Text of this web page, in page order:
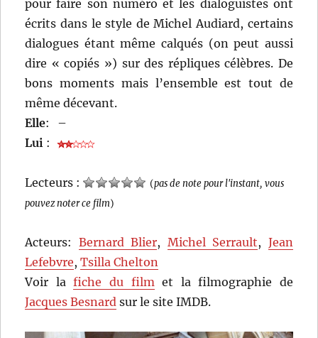
pour faire son numéro et les dialoguistes ont
écrits dans le style de Michel Audiard, certains
dialogues étant même calqués (on peut aussi
dire « copiés ») sur des répliques célèbres. De
bons moments mais l’ensemble est tout de
même décevant.
Elle:
–
Lui :
Lecteurs : (pas de note pour l'instant, vous
pouvez noter ce film)
Acteurs: Bernard Blier, Michel Serrault, Jean
Lefebvre,Tsilla Chelton
Voir lafiche du filmet la filmographie de
Jacques Besnard sur le site IMDB.